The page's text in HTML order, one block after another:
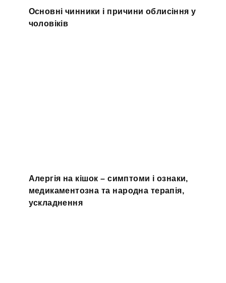
Основні чинники і причини облисіння у
чоловіків
Алергія на кішок – симптоми і ознаки,
медикаментозна та народна терапія,
ускладнення